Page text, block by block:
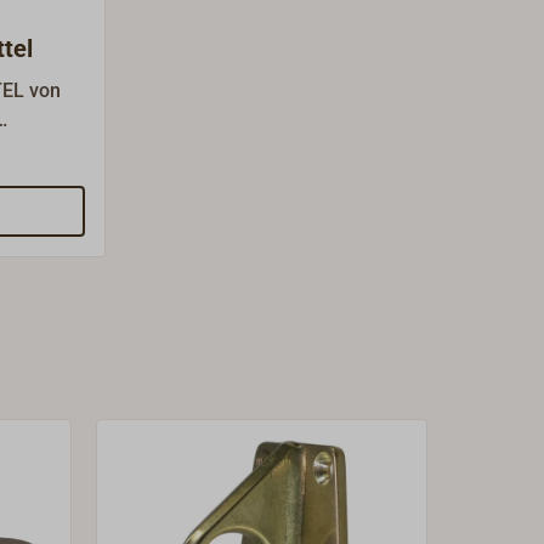
von
im
das
hilft,
aus